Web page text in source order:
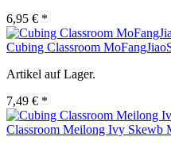
6,95 € *
Cubing Classroom
Artikel auf Lager.
7,49 € *
Classroom Meilong Ivy Skewb